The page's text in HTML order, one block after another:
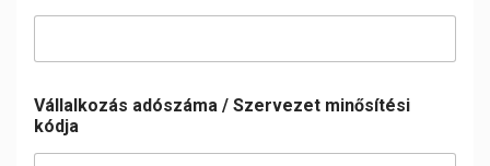
Vállalkozás adószáma / Szervezet minősítési
kódja